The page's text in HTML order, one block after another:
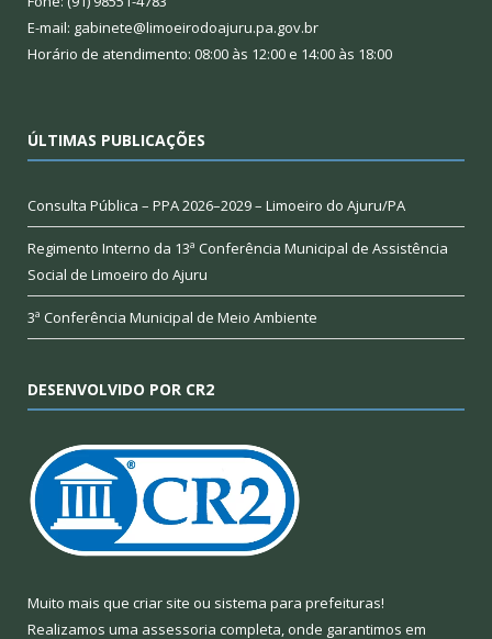
E-mail: gabinete@limoeirodoajuru.pa.gov.br
Horário de atendimento: 08:00 às 12:00 e 14:00 às 18:00
ÚLTIMAS PUBLICAÇÕES
Consulta Pública – PPA 2026–2029 – Limoeiro do Ajuru/PA
Regimento Interno da 13ª Conferência Municipal de Assistência
Social de Limoeiro do Ajuru
3ª Conferência Municipal de Meio Ambiente
DESENVOLVIDO POR CR2
Muito mais que criar site ou sistema para prefeituras!
Realizamos uma assessoria completa, onde garantimos em